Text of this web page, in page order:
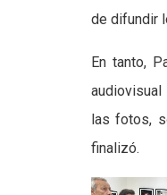
de difundir
En tanto,
audiovisual
las fotos,
finalizó.